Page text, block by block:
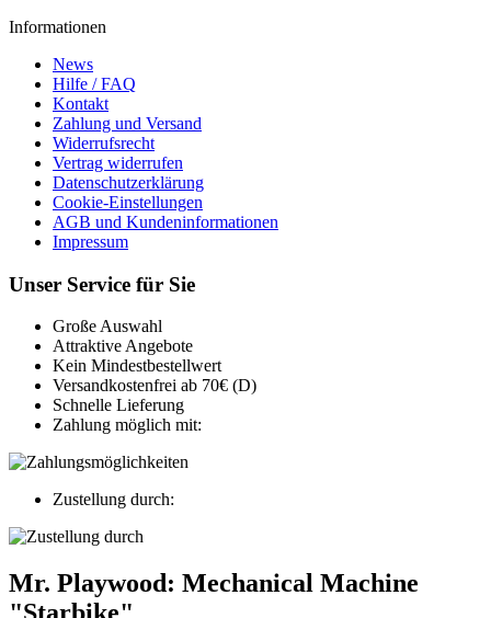
Informationen
News
Hilfe / FAQ
Kontakt
Zahlung und Versand
Widerrufsrecht
Vertrag widerrufen
Datenschutzerklärung
Cookie-Einstellungen
AGB und Kundeninformationen
Impressum
Unser Service für Sie
Große Auswahl
Attraktive Angebote
Kein Mindestbestellwert
Versandkostenfrei ab 70€ (D)
Schnelle Lieferung
Zahlung möglich mit:
Zustellung durch:
Mr. Playwood: Mechanical Machine